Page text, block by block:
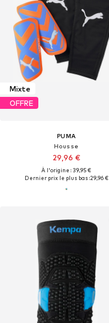
Mixte
OFFRE
PUMA
Housse
29,96 €
À l'origine : 39,95 €
Dernier prix le plus bas :29,96 €